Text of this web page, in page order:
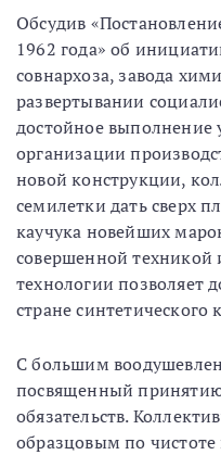
Обсудив
1962 года» об
совнархоза, завода
развертывании
достойное выполнение
организации
новой конструкции,
семилетки дать сверх
каучука новейших
совершенной
технологии позволяет
стране синтетического
С большим
посвященный
обязательств.
образцовым по чистоте